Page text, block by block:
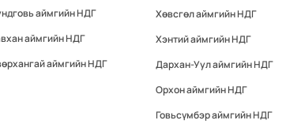
аймгийн НДГ
аймгийн НДГ
аймгийн НДГ
Хөвсгөл аймгийн НДГ
Хэнтий аймгийн НДГ
Дархан-Уул аймгийн НДГ
Орхон аймгийн НДГ
Говьсүмбэр аймгийн НДГ